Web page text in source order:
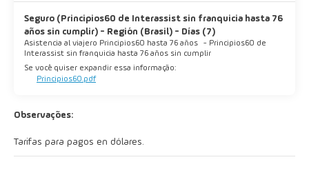
Seguro (Principios60 de Interassist sin franquicia hasta 76
años sin cumplir) - Región (Brasil) - Días (7)
Asistencia al viajero Principios60 hasta 76 años - Principios60 de
Interassist sin franquicia hasta 76 años sin cumplir
Se você quiser expandir essa informação:
Principios60.pdf
Observações:
Tarifas para pagos en dólares.